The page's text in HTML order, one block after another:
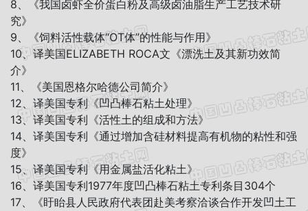
8、《我国卤虾全价蛋白粉及高级卤油脂生产工艺技术研
究》
9、《饲料活性载体“OT体”的性能与作用》
10、译美国ELIZABETH ROCA文《漂洗土及其新功效简
介》
11、《美国恩格尔哈德公司简介》
12、译美国专利《凹凸棒石粘土处理》
13、译美国专利《活性土的组成和方法》
14、译美国专利《通过增加含硅材料提高有机物的粘性和强
度》
15、译美国专利《用金属盐活化粘土》
16、译美国专利1977年度凹凸棒石粘土专利条目304个
17、《盱眙县人民政府代表团赴美考察洽谈合作开发凹土工